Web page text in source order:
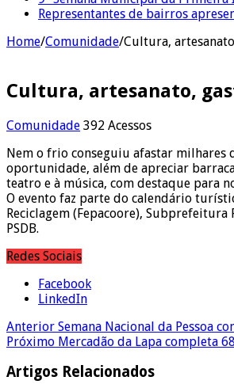
Representantes de bairros
Home/Comunidade/Cultura,
Cultura, artesanato,
Comunidade 392 Acessos
Nem o frio conseguiu afastar milhares
oportunidade, além de apreciar
teatro e à música, com destaque para
O evento faz parte do calendário
Reciclagem (Fepacoore),
PSDB.
Redes Sociais
Facebook
LinkedIn
Anterior Semana Nacional da Pessoa
Próximo Mercadão da Lapa completa
Artigos Relacionados